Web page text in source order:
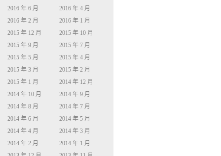
2016 年 6 月
2016 年 4 月
2016 年 2 月
2016 年 1 月
2015 年 12 月
2015 年 10 月
2015 年 9 月
2015 年 7 月
2015 年 5 月
2015 年 4 月
2015 年 3 月
2015 年 2 月
2015 年 1 月
2014 年 12 月
2014 年 10 月
2014 年 9 月
2014 年 8 月
2014 年 7 月
2014 年 6 月
2014 年 5 月
2014 年 4 月
2014 年 3 月
2014 年 2 月
2014 年 1 月